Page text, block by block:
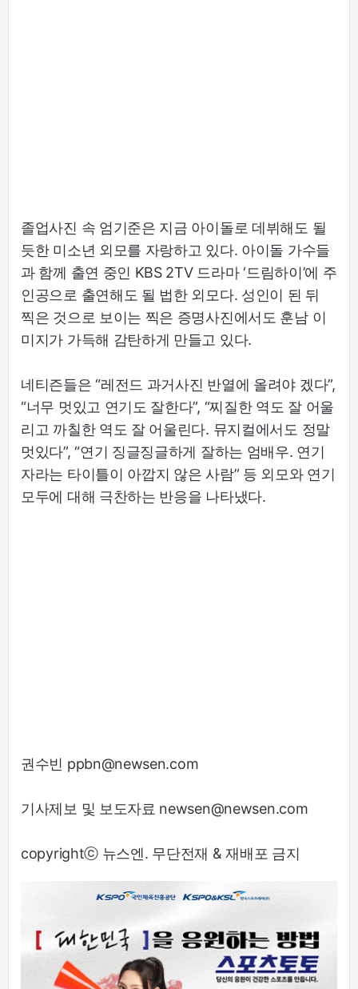
졸업사진 속 엄기준은 지금 아이돌로 데뷔해도 될
듯한 미소년 외모를 자랑하고 있다. 아이돌 가수들
과 함께 출연 중인 KBS 2TV 드라마 ‘드림하이’에 주
인공으로 출연해도 될 법한 외모다. 성인이 된 뒤
찍은 것으로 보이는 찍은 증명사진에서도 훈남 이
미지가 가득해 감탄하게 만들고 있다.
네티즌들은 “레전드 과거사진 반열에 올려야 겠다”,
“너무 멋있고 연기도 잘한다”, “찌질한 역도 잘 어울
리고 까칠한 역도 잘 어울린다. 뮤지컬에서도 정말
멋있다”, “연기 징글징글하게 잘하는 엄배우. 연기
자라는 타이틀이 아깝지 않은 사람” 등 외모와 연기
모두에 대해 극찬하는 반응을 나타냈다.
권수빈 ppbn@newsen.com
기사제보 및 보도자료 newsen@newsen.com
copyrightⓒ 뉴스엔. 무단전재 & 재배포 금지